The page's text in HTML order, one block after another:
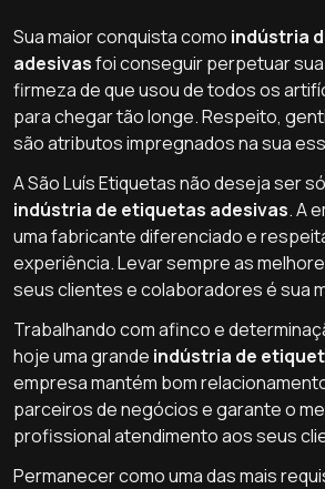
Sua maior conquista como indústria
adesivasfoi conseguir perpetuar sua
firmeza de que usou de todos os
para chegar tão longe. Respeito,
são atributos impregnados na sua
A São Luís Etiquetas não deseja ser
indústria de etiquetas adesivas. A
uma fabricante diferenciado e
experiência. Levar sempre as
seus clientes e colaboradores é sua
Trabalhando com afinco e
hoje uma grande indústria de
empresa mantém bom
parceiros de negócios e garante o
profissional atendimento aos seus
Permanecer como uma das mais